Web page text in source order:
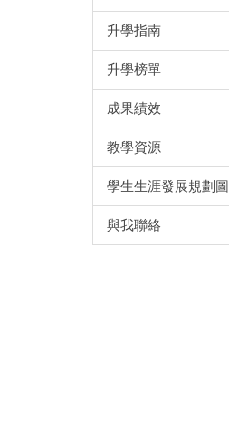
升學指南
升學榜單
成果績效
教學資源
學生生涯發展規劃圖
與我聯絡